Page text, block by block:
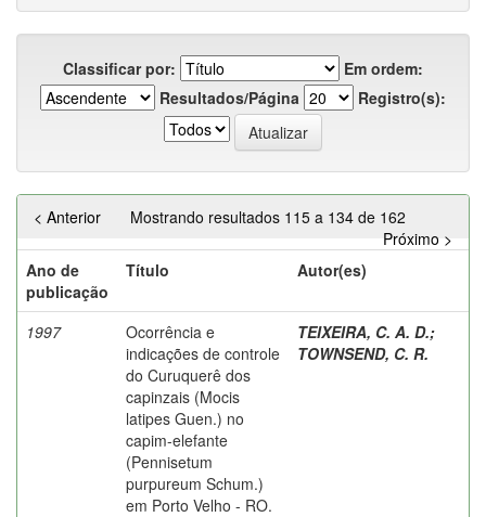
Classificar por:
Em ordem:
Resultados/Página
Registro(s):
Mostrando resultados 115 a 134 de 162
< Anterior
Próximo >
Ano de
publicação
Título Autor(es)
1997
Ocorrência e
indicações de controle
do Curuquerê dos
capinzais (Mocis
latipes Guen.) no
capim-elefante
(Pennisetum
purpureum Schum.)
em Porto Velho - RO.
TEIXEIRA, C. A. D.;
TOWNSEND, C. R.